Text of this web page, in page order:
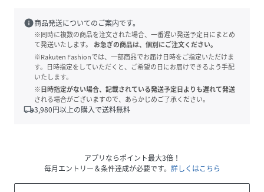
info商品発送についてのご案内です。
※同時に複数の商品を注文された場合、一番遅い発送予定日にまとめ
て発送いたします。
お急ぎの商品は、個別にご注文ください。
※Rakuten Fashionでは、一部商品でお届け日時をご指定いただけま
す。日時指定をしていただくと、ご希望の日にお届けできるよう手配
いたします。
※日時指定がない場合、記載されている発送予定日よりも遅れて発送
される場合がございますので、あらかじめご了承ください。
local_shipping3,980円以上の購入で送料無料
アプリならポイント最大3倍！
毎月エントリー＆条件達成が必要です。 詳しくはこちら